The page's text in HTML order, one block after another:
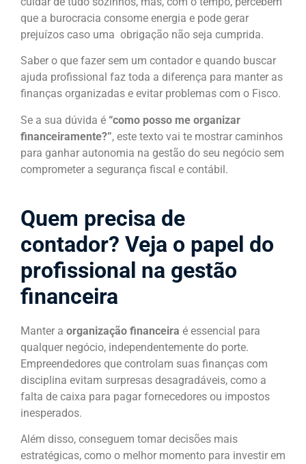
que a burocracia consome energia e pode gerar
prejuízos caso uma obrigação não seja cumprida.
Saber o que fazer sem um contador e quando buscar
ajuda profissional faz toda a diferença para manter as
finanças organizadas e evitar problemas com o Fisco.
Se a sua dúvida é “como posso me organizar
financeiramente?”, este texto vai te mostrar caminhos
para ganhar autonomia na gestão do seu negócio sem
comprometer a segurança fiscal e contábil.
Quem precisa de
contador? Veja o papel do
profissional na gestão
financeira
Manter a organização financeira é essencial para
qualquer negócio, independentemente do porte.
Empreendedores que controlam suas finanças com
disciplina evitam surpresas desagradáveis, como a
falta de caixa para pagar fornecedores ou impostos
inesperados.
Além disso, conseguem tomar decisões mais
estratégicas, como o melhor momento para investir em